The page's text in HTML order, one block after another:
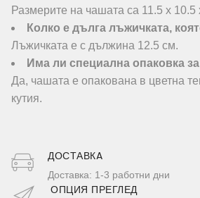
Размерите на чашата са 11.5 x 10.5
Колко е дълга лъжичката,
Лъжичката е с дължина 12.5 см.
Има ли специална опаковка
Да, чашата е опакована в цветна
кутия.
ДОСТАВКA
Доставка: 1-3 работни дни
ОПЦИЯ ПРЕГЛЕД